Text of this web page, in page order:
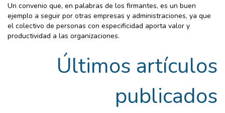
Un convenio que, en palabras de los firmantes, es un buen
ejemplo a seguir por otras empresas y administraciones, ya que
el colectivo de personas con especificidad aporta valor y
productividad a las organizaciones.
Últimos artículos
publicados